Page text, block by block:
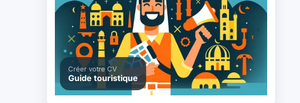
Créer votre CV
Guide touristique